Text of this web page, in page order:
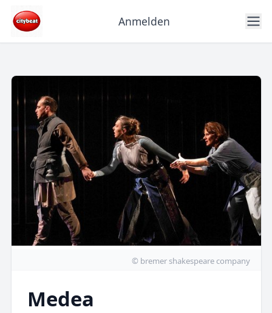
Anmelden
© bremer shakespeare company
Medea